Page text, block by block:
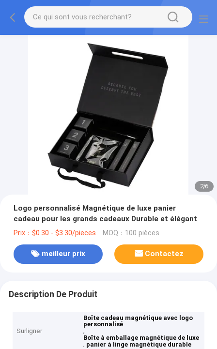
2/6
Logo personnalisé Magnétique de luxe panier
cadeau pour les grands cadeaux Durable et élégant
Prix：$0.30 - $3.30/pieces MOQ：100 pièces
meilleur prix Contactez
Description De Produit
Surligner
Boîte cadeau magnétique avec logo
personnalisé
,
Boîte à emballage magnétique de luxe
, panier à linge magnétique durable